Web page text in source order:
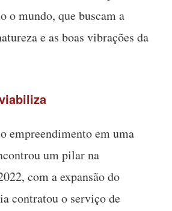
o mundo, que buscam a
e as boas vibrações da
empreendimento em uma
um pilar na
com a expansão do
contratou o serviço de